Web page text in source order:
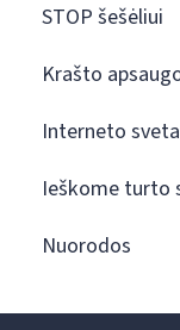
STOP šešėliui
Krašto
Interneto
Ieškome turto
Nuorodos